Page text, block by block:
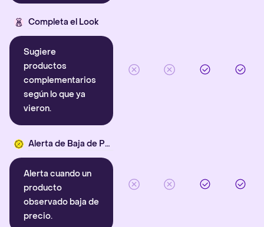
Completa el Look
Sugiere
productos
complementarios
según lo que ya
vieron.
Alerta de Baja de Precio
Alerta cuando un
producto
observado baja de
precio.